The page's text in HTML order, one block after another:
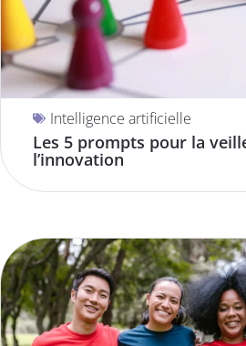
Intelligence artificielle
Les 5 prompts pour la
l’innovation